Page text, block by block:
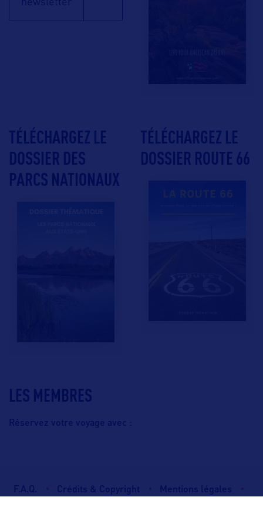
LES MEMBRES
Réservez votre voyage avec :
newsletter
TÉLÉCHARGEZ LE
DOSSIER DES
PARCS NATIONAUX
TÉLÉCHARGEZ LE
DOSSIER ROUTE 66
F.A.Q. Crédits & Copyright
Mentions légales